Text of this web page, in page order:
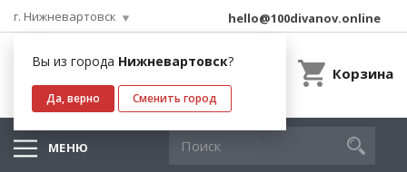
г. Нижневартовск
Вы из города Нижневартовск?
Да, верно Сменить город
hello@100divanov.online
Корзина
МЕНЮ